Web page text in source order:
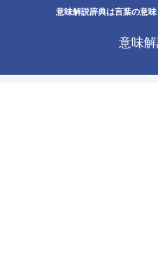
意味解説辞典は言葉の意味
意味